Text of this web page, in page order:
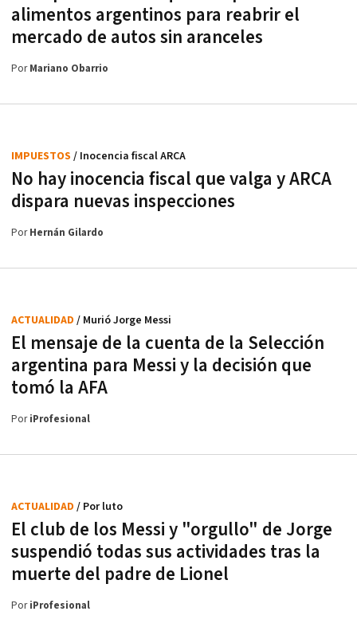
alimentos argentinos para reabrir el
mercado de autos sin aranceles
PorMariano Obarrio
No hay inocencia fiscal que valga y ARCA
dispara nuevas inspecciones
IMPUESTOS / Inocencia fiscal ARCA
PorHernán Gilardo
El mensaje de la cuenta de la Selección
argentina para Messi y la decisión que
tomó la AFA
ACTUALIDAD / Murió Jorge Messi
PoriProfesional
El club de los Messi y "orgullo" de Jorge
suspendió todas sus actividades tras la
muerte del padre de Lionel
ACTUALIDAD / Por luto
PoriProfesional